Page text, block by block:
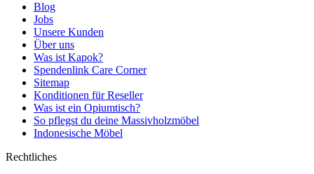
Blog
Jobs
Unsere Kunden
Über uns
Was ist Kapok?
Spendenlink Care Corner
Sitemap
Konditionen für Reseller
Was ist ein Opiumtisch?
So pflegst du deine Massivholzmöbel
Indonesische Möbel
Rechtliches